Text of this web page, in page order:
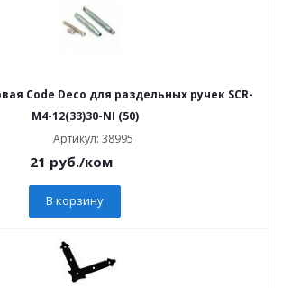
Code Deco для раздельных ручек SCR-
M4-12(33)30-NI (50)
Артикул: 38995
21 руб./ком
В корзину